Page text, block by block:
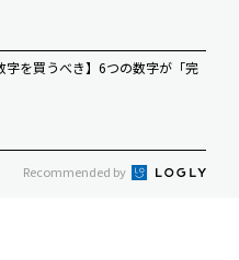
字を買うべき】6つの数字が「完
Recommended by